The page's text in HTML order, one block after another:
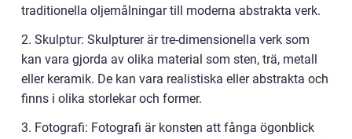
traditionella oljemålningar till moderna abstrakta verk.
2. Skulptur: Skulpturer är tre-dimensionella verk som
kan vara gjorda av olika material som sten, trä, metall
eller keramik. De kan vara realistiska eller abstrakta och
finns i olika storlekar och former.
3. Fotografi: Fotografi är konsten att fånga ögonblick